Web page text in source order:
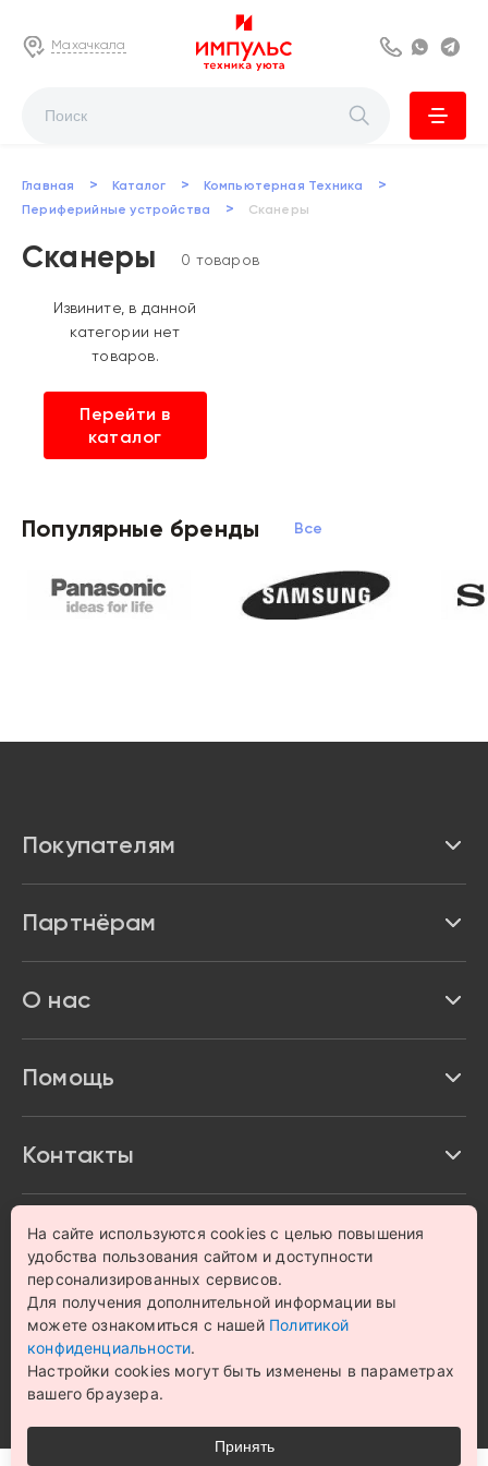
Махачкала 8 800 222 63
Главная > Каталог > Компьютерная Техника >
Периферийные устройства > Сканеры
Сканеры 0 товаров
Извините, в данной
категории нет
товаров.
Перейти в
каталог
Популярные бренды Все бренды
Покупателям
Доставка и оплата
Акции и скидки
Возврат товара
Политика конфиденциальности
Согласие на обработку персональных данных
Партнёрам
О нас
Помощь
Карта сайта
Контакты
8 800 222 63 53
график с 9:00 до 21:00
hello@magazin-impuls.ru
© 1993 – 2026 Магазин бытовой техники и электроники
«Impulse». Все права защищены.
Цена на сайте носит информационный характер и не
является публичной офертой
На сайте используются cookies с целью повышения
удобства пользования сайтом и доступности
персонализированных сервисов.
Для получения дополнительной информации вы
можете ознакомиться с нашей Политикой
конфиденциальности.
Настройки cookies могут быть изменены в параметрах
вашего браузера.
Принять